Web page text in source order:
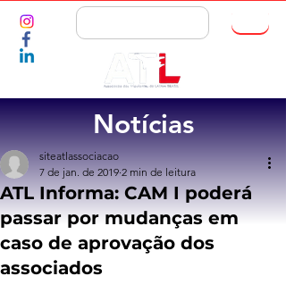
Notícias
ATL Informa: CAM I poderá
passar por mudanças em
caso de aprovação dos
associados
siteatlassociacao
7 de jan. de 2019 2 min de leitura